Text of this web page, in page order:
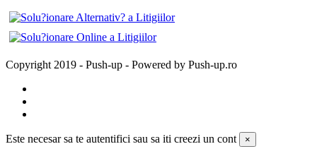
Copyright 2019 - Push-up - Powered by Push-up.ro
Este necesar sa te autentifici sau sa iti creezi un cont ×